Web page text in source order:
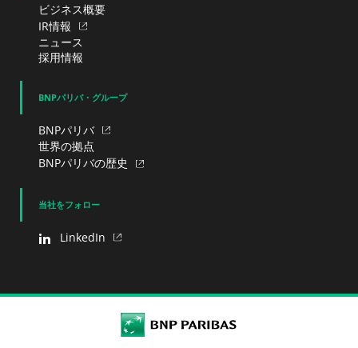
ビジネス概要
IR情報
ニュース
採用情報
BNPパリバ・グループ
BNPパリバ
世界の拠点
BNPパリバの歴史
当社をフォロー
LinkedIn
BNP Paribas